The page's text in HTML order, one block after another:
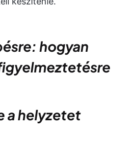
hogyan
a helyzetet